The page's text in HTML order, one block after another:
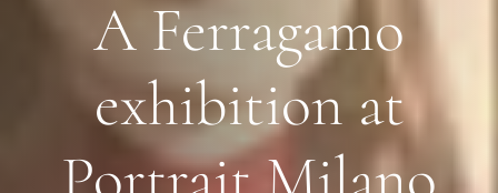
A Ferragamo
exhibition at